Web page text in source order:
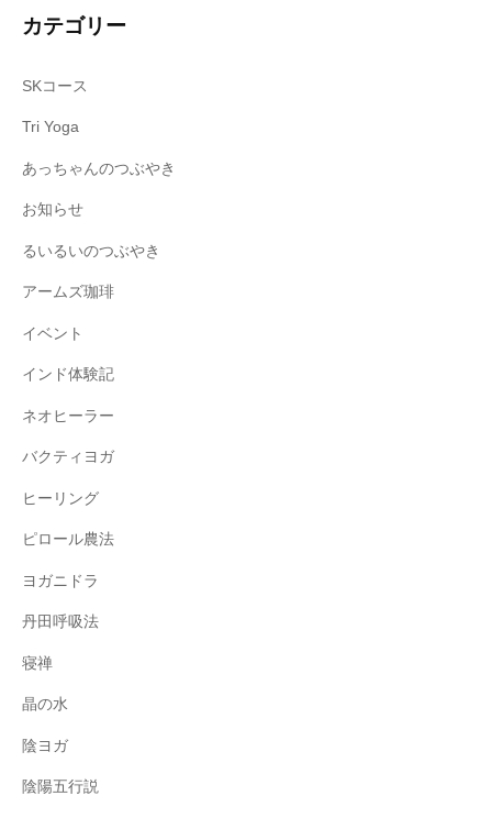
カテゴリー
SKコース
Tri Yoga
あっちゃんのつぶやき
お知らせ
るいるいのつぶやき
アームズ珈琲
イベント
インド体験記
ネオヒーラー
バクティヨガ
ヒーリング
ピロール農法
ヨガニドラ
丹田呼吸法
寝禅
晶の水
陰ヨガ
陰陽五行説